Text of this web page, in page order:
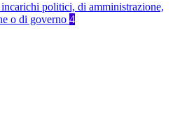
politici, di amministrazione,
o di governo 4